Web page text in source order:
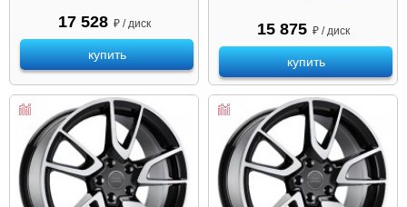
17 528 ₽ / диск
купить
15 875 ₽ / диск
купить